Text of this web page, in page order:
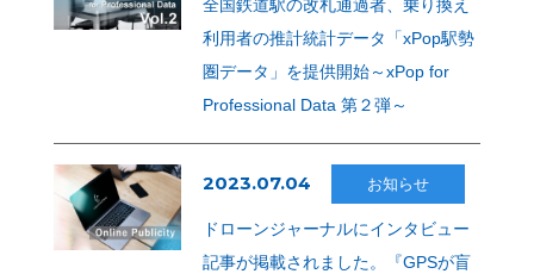
全国鉄道駅の改札通過者、乗り換え
利用者の推計統計データ「xPop駅勢
圏データ」を提供開始～xPop for
Professional Data 第２弾～
2023.07.04 お知らせ
ドローンジャーナルにインタビュー
記事が掲載されました。『GPSが盲